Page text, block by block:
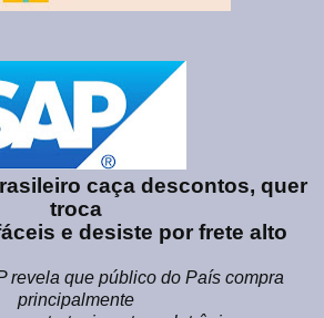
caça descontos, quer
troca
e desiste por frete alto
revela que público do País compra
principalmente